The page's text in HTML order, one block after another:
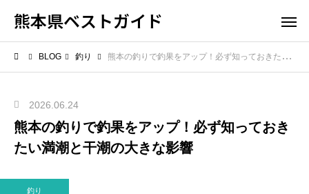
熊本県ベストガイド
BLOG 釣り 熊本の釣りで釣果をアップ！必ず知っておきたい満潮と干潮の大きな影響
2026.06.24
熊本の釣りで釣果をアップ！必ず知っておき
たい満潮と干潮の大きな影響
釣り